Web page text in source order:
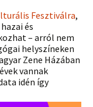
Fesztiválra,
és
– arról nem
helyszíneken
Zene Házában
vannak
idén így